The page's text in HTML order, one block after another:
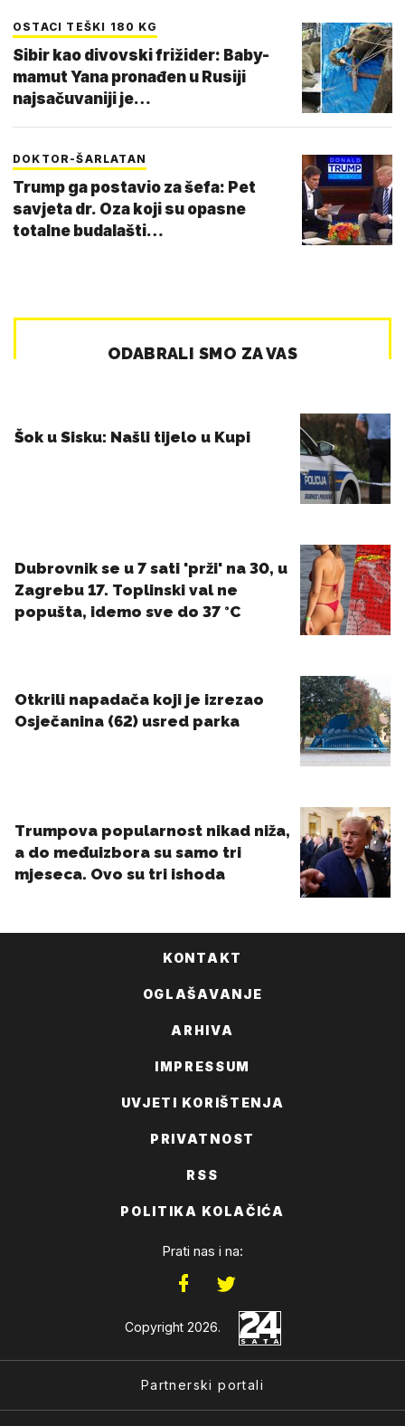
OSTACI TEŠKI 180 KG
Sibir kao divovski frižider: Baby-
mamut Yana pronađen u Rusiji
najsačuvaniji je…
DOKTOR-ŠARLATAN
Trump ga postavio za šefa: Pet
savjeta dr. Oza koji su opasne
totalne budalašti…
KONTAKT
OGLAŠAVANJE
ARHIVA
IMPRESSUM
UVJETI KORIŠTENJA
PRIVATNOST
RSS
POLITIKA KOLAČIĆA
Prati nas i na:
Copyright 2026.
Partnerski portali